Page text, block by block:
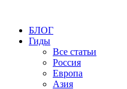
БЛОГ
Гиды
Все статьи
Россия
Европа
Азия